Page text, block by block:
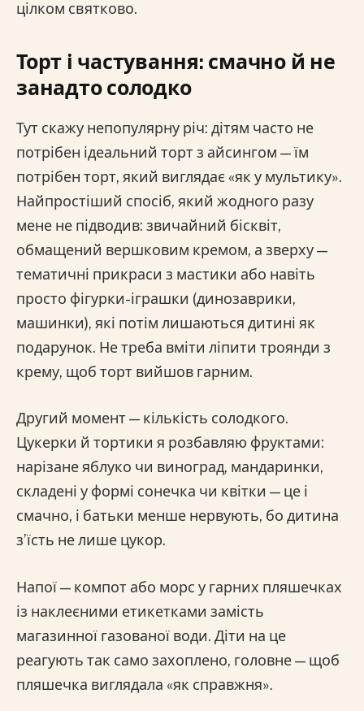
цілком святково.
Торт і частування: смачно й не
занадто солодко
Тут скажу непопулярну річ: дітям часто не
потрібен ідеальний торт з айсингом — їм
потрібен торт, який виглядає «як у мультику».
Найпростіший спосіб, який жодного разу
мене не підводив: звичайний бісквіт,
обмащений вершковим кремом, а зверху —
тематичні прикраси з мастики або навіть
просто фігурки-іграшки (динозаврики,
машинки), які потім лишаються дитині як
подарунок. Не треба вміти ліпити троянди з
крему, щоб торт вийшов гарним.
Другий момент — кількість солодкого.
Цукерки й тортики я розбавляю фруктами:
нарізане яблуко чи виноград, мандаринки,
складені у формі сонечка чи квітки — це і
смачно, і батьки менше нервують, бо дитина
з’їсть не лише цукор.
Напої — компот або морс у гарних пляшечках
із наклеєними етикетками замість
магазинної газованої води. Діти на це
реагують так само захоплено, головне — щоб
пляшечка виглядала «як справжня».